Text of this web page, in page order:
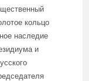
кольцо
наследие
и